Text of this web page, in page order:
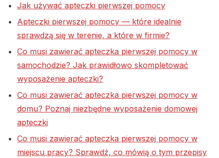
Jak używać apteczki pierwszej pomocy
Apteczki pierwszej pomocy — które idealnie
sprawdzą się w terenie, a które w firmie?
Co musi zawierać apteczka pierwszej pomocy w
samochodzie? Jak prawidłowo skompletować
wyposażenie apteczki?
Co musi zawierać apteczka pierwszej pomocy w
domu? Poznaj niezbędne wyposażenie domowej
apteczki
Co musi zawierać apteczka pierwszej pomocy w
miejscu pracy? Sprawdź, co mówią o tym przepisy